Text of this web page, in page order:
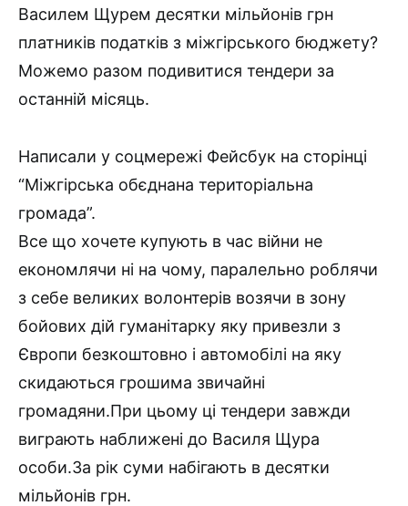
Василем Щурем десятки мільйонів грн
платників податків з міжгірського бюджету?
Можемо разом подивитися тендери за
останній місяць.
Написали у соцмережі Фейсбук на сторінці
“Міжгірська обєднана територіальна
громада”.
Все що хочете купують в час війни не
економлячи ні на чому, паралельно роблячи
з себе великих волонтерів возячи в зону
бойових дій гуманітарку яку привезли з
Європи безкоштовно і автомобілі на яку
скидаються грошима звичайні
громадяни.При цьому ці тендери завжди
виграють наближені до Василя Щура
особи.За рік суми набігають в десятки
мільйонів грн.